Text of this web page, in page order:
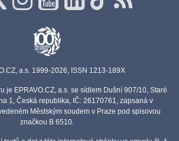
a.s. 1999-2026, ISSN 1213-189X
je EPRAVO.CZ, a.s. se sídlem Dušní 907/10, Staré
1, Česká republika, IČ: 26170761, zapsaná v
Městským soudem v Praze pod spisovou
značkou B 6510.